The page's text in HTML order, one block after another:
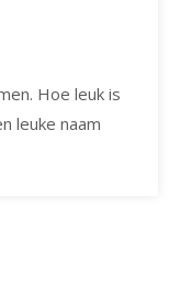
Hoe leuk is
leuke naam